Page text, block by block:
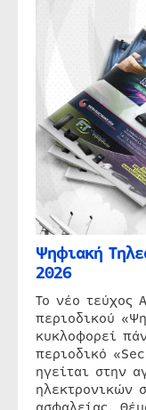
Ψηφιακή
2026
Το νέο τεύχος
περιοδικού
κυκλοφορεί
περιοδικό
ηγείται στην
ηλεκτρονικών